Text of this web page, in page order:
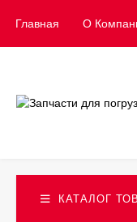
Главная О
КАТАЛОГ